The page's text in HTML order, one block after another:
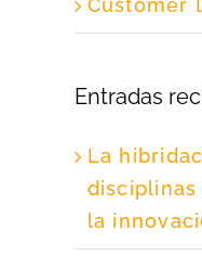
Customer
Entradas
La
disciplinas
la